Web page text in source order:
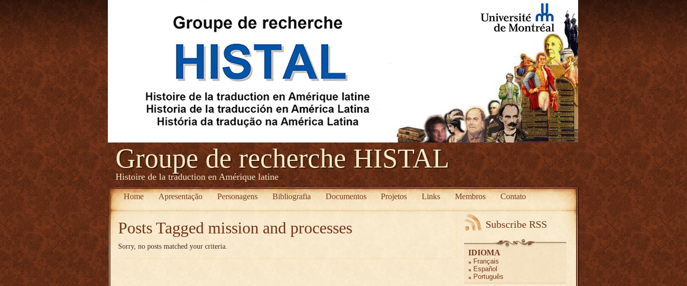
Groupe de recherche HISTAL
Histoire de la traduction en Amérique latine
Home Apresentação Personagens Bibliografia Documentos Projetos Links Membros Contato
Posts Tagged mission and processes
Sorry, no posts matched your criteria.
Subscribe RSS
IDIOMA
Français
Español
Português